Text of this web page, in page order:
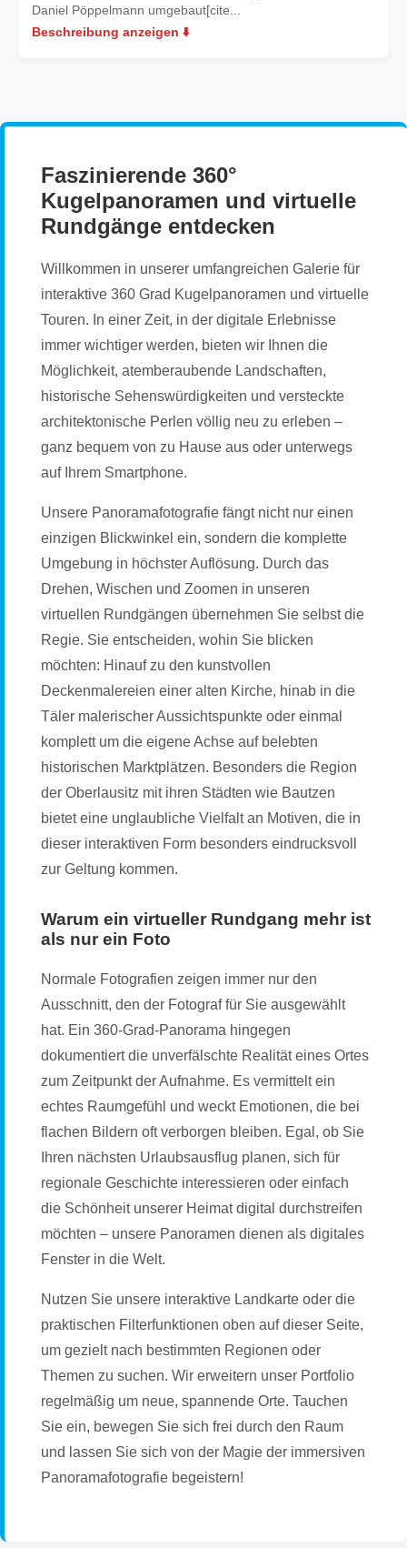
Daniel Pöppelmann umgebaut[cite...
Beschreibung anzeigen ⬇️
Faszinierende 360°
Kugelpanoramen und virtuelle
Rundgänge entdecken
Willkommen in unserer umfangreichen Galerie für
interaktive 360 Grad Kugelpanoramen und virtuelle
Touren. In einer Zeit, in der digitale Erlebnisse
immer wichtiger werden, bieten wir Ihnen die
Möglichkeit, atemberaubende Landschaften,
historische Sehenswürdigkeiten und versteckte
architektonische Perlen völlig neu zu erleben –
ganz bequem von zu Hause aus oder unterwegs
auf Ihrem Smartphone.
Unsere Panoramafotografie fängt nicht nur einen
einzigen Blickwinkel ein, sondern die komplette
Umgebung in höchster Auflösung. Durch das
Drehen, Wischen und Zoomen in unseren
virtuellen Rundgängen übernehmen Sie selbst die
Regie. Sie entscheiden, wohin Sie blicken
möchten: Hinauf zu den kunstvollen
Deckenmalereien einer alten Kirche, hinab in die
Täler malerischer Aussichtspunkte oder einmal
komplett um die eigene Achse auf belebten
historischen Marktplätzen. Besonders die Region
der Oberlausitz mit ihren Städten wie Bautzen
bietet eine unglaubliche Vielfalt an Motiven, die in
dieser interaktiven Form besonders eindrucksvoll
zur Geltung kommen.
Warum ein virtueller Rundgang mehr ist
als nur ein Foto
Normale Fotografien zeigen immer nur den
Ausschnitt, den der Fotograf für Sie ausgewählt
hat. Ein 360-Grad-Panorama hingegen
dokumentiert die unverfälschte Realität eines Ortes
zum Zeitpunkt der Aufnahme. Es vermittelt ein
echtes Raumgefühl und weckt Emotionen, die bei
flachen Bildern oft verborgen bleiben. Egal, ob Sie
Ihren nächsten Urlaubsausflug planen, sich für
regionale Geschichte interessieren oder einfach
die Schönheit unserer Heimat digital durchstreifen
möchten – unsere Panoramen dienen als digitales
Fenster in die Welt.
Nutzen Sie unsere interaktive Landkarte oder die
praktischen Filterfunktionen oben auf dieser Seite,
um gezielt nach bestimmten Regionen oder
Themen zu suchen. Wir erweitern unser Portfolio
regelmäßig um neue, spannende Orte. Tauchen
Sie ein, bewegen Sie sich frei durch den Raum
und lassen Sie sich von der Magie der immersiven
Panoramafotografie begeistern!